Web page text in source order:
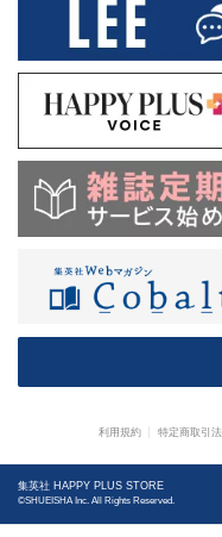
利用規約 特定商取引
集英社 HAPPY PLUS STORE
©SHUEISHA Inc. All Rights Reserved.